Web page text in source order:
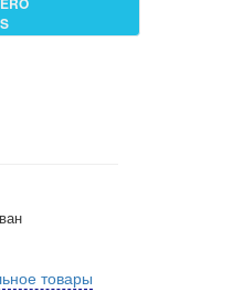
товары